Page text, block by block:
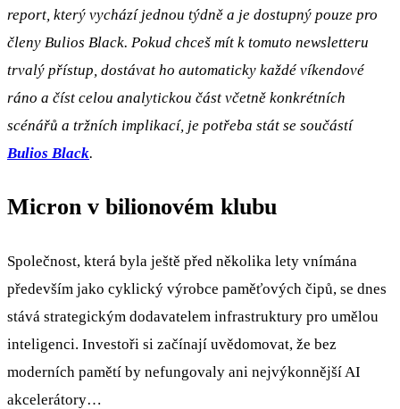
report, který vychází jednou týdně a je dostupný pouze pro
členy Bulios Black. Pokud chceš mít k tomuto newsletteru
trvalý přístup, dostávat ho automaticky každé víkendové
ráno a číst celou analytickou část včetně konkrétních
scénářů a tržních implikací, je potřeba stát se součástí
Bulios Black.
Micron v bilionovém klubu
Společnost, která byla ještě před několika lety vnímána
především jako cyklický výrobce paměťových čipů, se dnes
stává strategickým dodavatelem infrastruktury pro umělou
inteligenci. Investoři si začínají uvědomovat, že bez
moderních pamětí by nefungovaly ani nejvýkonnější AI
akcelerátory…